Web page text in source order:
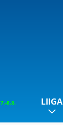
7.-8.8. LIIGA